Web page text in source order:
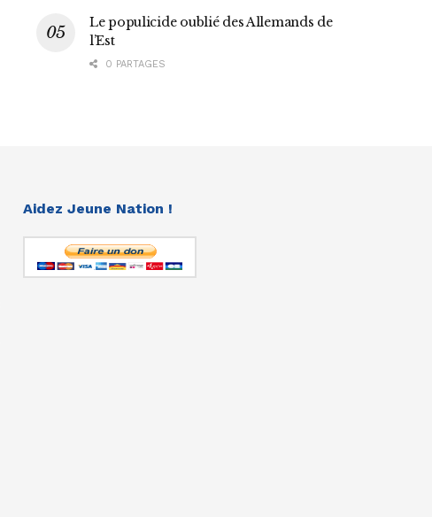
Le populicide oublié des Allemands de
l’Est
0 PARTAGES
Aidez Jeune Nation !